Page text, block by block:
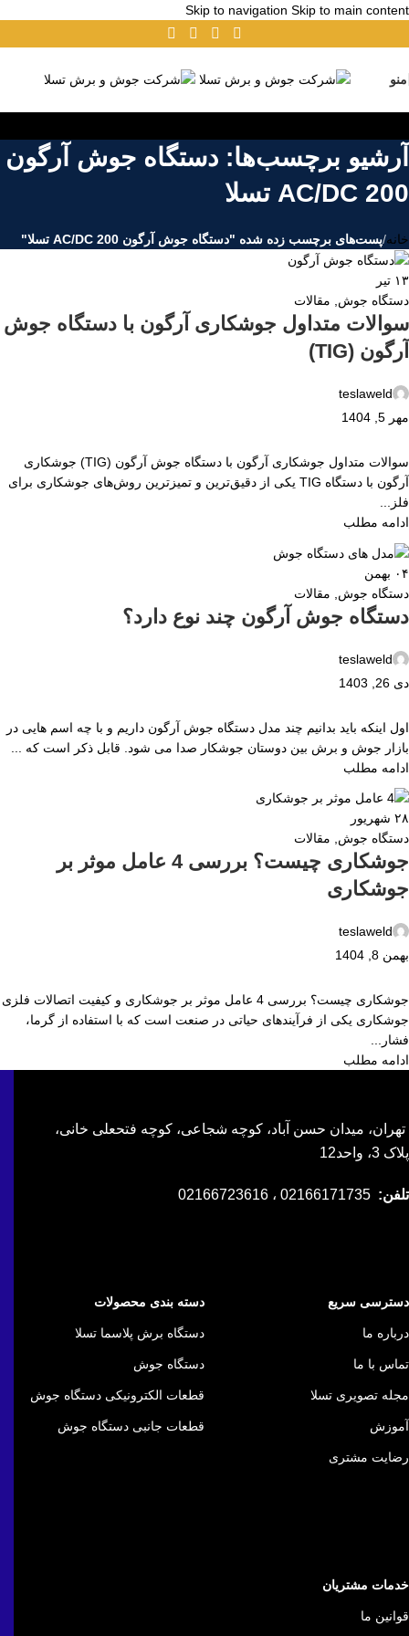
Skip to navigation Skip to main content
منو
آرشیو برچسب‌ها: دستگاه جوش آرگون
AC/DC 200 تسلا
خانه/پست‌های برچسب زده شده "دستگاه جوش آرگون AC/DC 200 تسلا"
۱۳ تیر
دستگاه جوش, مقالات
سوالات متداول جوشکاری آرگون با دستگاه جوش
آرگون (TIG)
teslaweld
مهر 5, 1404
سوالات متداول جوشکاری آرگون با دستگاه جوش آرگون (TIG) جوشکاری
آرگون با دستگاه TIG یکی از دقیق‌ترین و تمیزترین روش‌های جوشکاری برای
فلز...
ادامه مطلب
۰۴ بهمن
دستگاه جوش
مقالات
دستگاه جوش آرگون چند نوع دارد؟
teslaweld
دی 26, 1403
اول اینکه باید بدانیم چند مدل دستگاه جوش آرگون داریم و با چه اسم هایی در
بازار جوش و برش بین دوستان جوشکار صدا می شود. قابل ذکر است که ...
ادامه مطلب
۲۸ شهریور
دستگاه جوش
مقالات
جوشکاری چیست؟ بررسی 4 عامل موثر بر
جوشکاری
teslaweld
بهمن 8, 1404
جوشکاری چیست؟ بررسی 4 عامل موثر بر جوشکاری و کیفیت اتصالات فلزی
جوشکاری یکی از فرآیندهای حیاتی در صنعت است که با استفاده از گرما،
فشار...
ادامه مطلب
تهران، میدان حسن آباد، کوچه شجاعی، کوچه فتحعلی خانی،
پلاک 3، واحد12
تلفن:
دسترسی سریع
درباره ما
تماس با ما
مجله تصویری تسلا
آموزش
رضایت مشتری
دسته بندی محصولات
دستگاه برش پلاسما تسلا
دستگاه جوش
قطعات الکترونیکی دستگاه جوش
قطعات جانبی دستگاه جوش
خدمات مشتریان
قوانین ما